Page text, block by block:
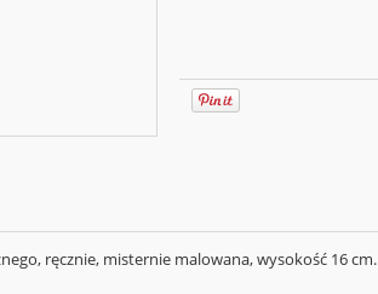
ręcznie, misternie malowana, wysokość 16 cm.